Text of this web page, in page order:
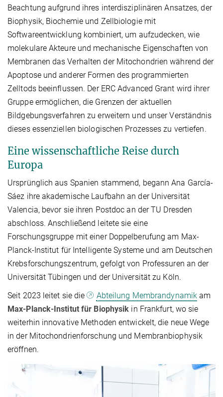
Beachtung aufgrund ihres interdisziplinären Ansatzes, der
Biophysik, Biochemie und Zellbiologie mit
Softwareentwicklung kombiniert, um aufzudecken, wie
molekulare Akteure und mechanische Eigenschaften von
Membranen das Verhalten der Mitochondrien während der
Apoptose und anderer Formen des programmierten
Zelltods beeinflussen. Der ERC Advanced Grant wird ihrer
Gruppe ermöglichen, die Grenzen der aktuellen
Bildgebungsverfahren zu erweitern und unser Verständnis
dieses essenziellen biologischen Prozesses zu vertiefen.
Eine wissenschaftliche Reise durch
Europa
Ursprünglich aus Spanien stammend, begann Ana García-
Sáez ihre akademische Laufbahn an der Universität
Valencia, bevor sie ihren Postdoc an der TU Dresden
abschloss. Anschließend leitete sie eine
Forschungsgruppe mit einer Doppelberufung am Max-
Planck-Institut für Intelligente Systeme und am Deutschen
Krebsforschungszentrum, gefolgt von Professuren an der
Universität Tübingen und der Universität zu Köln.
Seit 2023 leitet sie die
Abteilung Membrandynamik am
Max-Planck-Institut für Biophysik in Frankfurt, wo sie
weiterhin innovative Methoden entwickelt, die neue Wege
in der Mitochondrienforschung und Membranbiophysik
eröffnen.